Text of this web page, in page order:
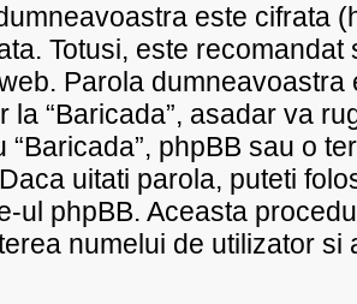
este cifrata
Totusi, este
Parola
la “Baricada”, asadar va
“Baricada”, phpBB sau o
uitati parola, puteti
ul phpBB. Aceasta
numelui de utilizator si